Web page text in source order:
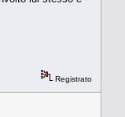
Registrato